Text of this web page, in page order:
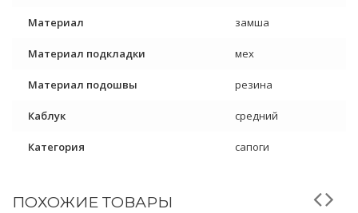
Материал замша
Материал подкладки мех
Материал подошвы резина
Каблук средний
Категория сапоги
ПОХОЖИЕ ТОВАРЫ